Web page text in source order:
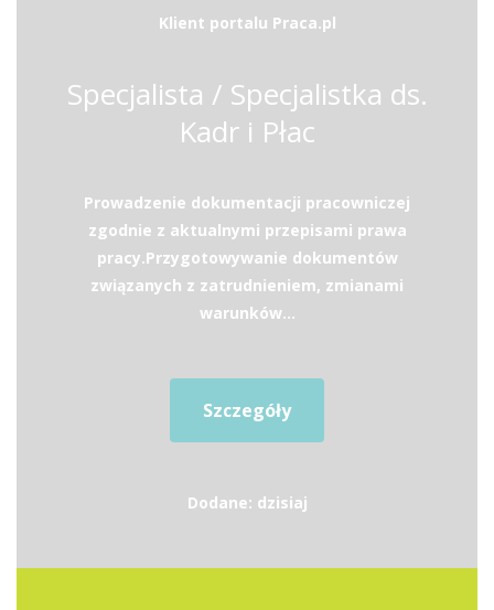
Klient portalu Praca.pl
Specjalista / Specjalistka ds.
Kadr i Płac
Prowadzenie dokumentacji pracowniczej
zgodnie z aktualnymi przepisami prawa
pracy.Przygotowywanie dokumentów
związanych z zatrudnieniem, zmianami
warunków...
Szczegóły
Dodane: dzisiaj